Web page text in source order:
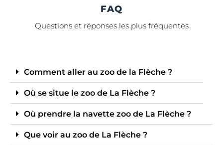
FAQ
Questions et réponses les plus fréquentes
Comment aller au zoo de la Flèche ?
Où se situe le zoo de La Flèche ?
Où prendre la navette zoo de La Flèche ?
Que voir au zoo de La Flèche ?